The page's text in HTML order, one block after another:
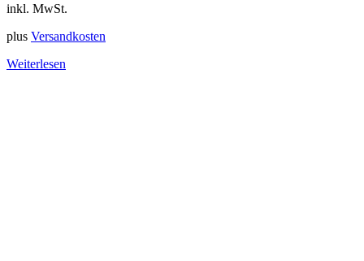
inkl. MwSt.
plus Versandkosten
Weiterlesen